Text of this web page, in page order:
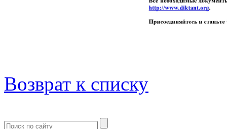
Возврат к списку